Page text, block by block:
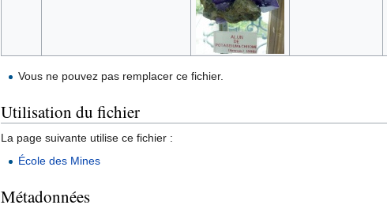
Vous ne pouvez pas remplacer ce fichier.
Utilisation du fichier
La page suivante utilise ce fichier :
École des Mines
Métadonnées